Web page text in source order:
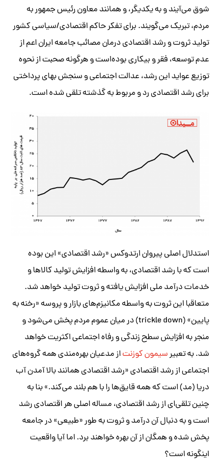
شوق می‌آیند و به یکدیگر، و همانند معاون رئیس جمهور به
مردم، تبریک می‌گویند. برای تفکر حاکم اقتصادی/سیاسی کشور
تولید ثروت و رشد اقتصادی درمان مصائب جامعه ایران اعم از
عدم توسعه، فقر و بیکاری بوده‌است و هرگونه صحبت از نحوه
توزیع عواید این رشد، عدالت اجتماعی و سنجش بهای پرداختی
برای رشد اقتصادی رد و مربوط به گذشته تلقی شده است.
استدلال اصلی پیروان ارتدوکس «رشد اقتصادی» این بوده
است که با رشد اقتصادی، به واسطه افزایش تولید کالاها و
خدمات درآمد ملی افزایش یافته و ثروت تولید خواهد شد.
متعاقبا این ثروت به واسطه مکانیزم‌های بازار و پروسه «رخنه به
پایین» (trickle down) در میان عموم مردم پخش می‌شود و
منجر به افزایش سطح زندگی و رفاه اجتماعی اکثریت خواهد
شد. به تعبیرسیمون کوزنتاز مدعیان بهره‌مندی همه گروه‌های
اجتماعی از رشد اقتصادی «رشد اقتصادی همانند بالا آمدن آب
دریا (مد) است که همه قایق‌ها را با هم بلند می‌کند.» بنا به
چنین تلقی‌ای از رشد اقتصادی، مساله اصلی هر اقتصادی رشد
است و به دنبال آن درآمد و ثروت به طور «طبیعی» در جامعه
پخش شده و همگان از آن بهره خواهند برد. اما آیا واقعیت
اینگونه است؟